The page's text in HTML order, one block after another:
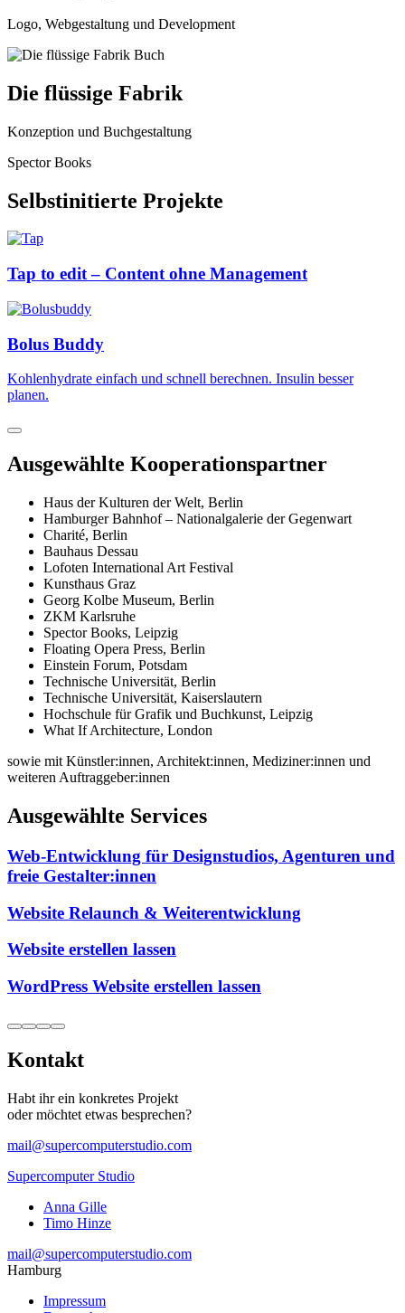
Logo, Webgestaltung und Development
Die flüssige Fabrik
Konzeption und Buchgestaltung
Spector Books
Selbstinitierte Projekte
Tap to edit – Content ohne Management
Bolus Buddy
Kohlenhydrate einfach und schnell berechnen. Insulin besser
planen.
Ausgewählte Kooperationspartner
Haus der Kulturen der Welt, Berlin
Hamburger Bahnhof – Nationalgalerie der Gegenwart
Charité, Berlin
Bauhaus Dessau
Lofoten International Art Festival
Kunsthaus Graz
Georg Kolbe Museum, Berlin
ZKM Karlsruhe
Spector Books, Leipzig
Floating Opera Press, Berlin
Einstein Forum, Potsdam
Technische Universität, Berlin
Technische Universität, Kaiserslautern
Hochschule für Grafik und Buchkunst, Leipzig
What If Architecture, London
sowie mit Künstler:innen, Architekt:innen, Mediziner:innen und
weiteren Auftraggeber:innen
Ausgewählte Services
Web-Entwicklung für Designstudios, Agenturen und
freie Gestalter:innen
Website Relaunch & Weiterentwicklung
Website erstellen lassen
WordPress Website erstellen lassen
Kontakt
Habt ihr ein konkretes Projekt
oder möchtet etwas besprechen?
mail@supercomputerstudio.com
Supercomputer Studio
Anna Gille
Timo Hinze
mail@supercomputerstudio.com
Hamburg
Impressum